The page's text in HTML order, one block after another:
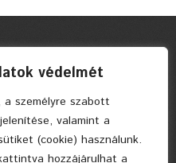
védelmét
a személyre szabott
valamint a
(cookie) használunk.
hozzájárulhat a